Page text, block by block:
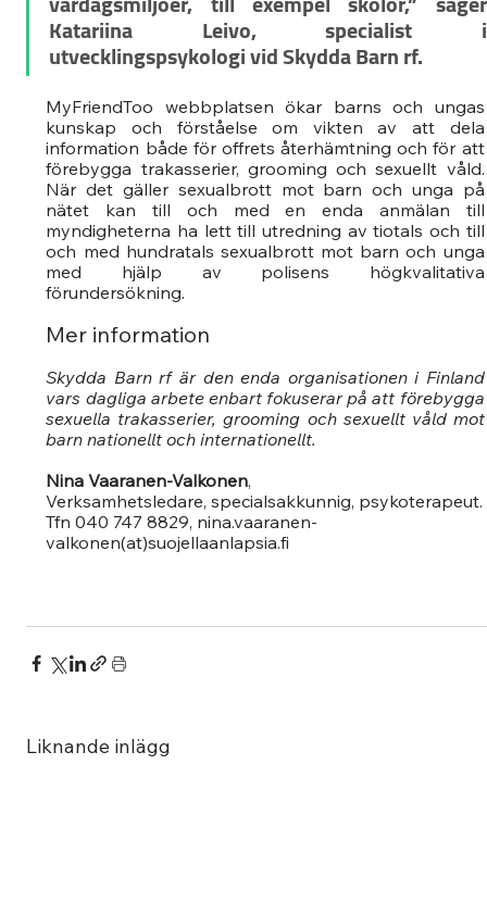
Katariina Leivo, specialist i
utvecklingspsykologi vid Skydda Barn rf.
MyFriendToo webbplatsen ökar barns och ungas
kunskap och förståelse om vikten av att dela
information både för offrets återhämtning och för att
förebygga trakasserier, grooming och sexuellt våld.
När det gäller sexualbrott mot barn och unga på
nätet kan till och med en enda anmälan till
myndigheterna ha lett till utredning av tiotals och till
och med hundratals sexualbrott mot barn och unga
med hjälp av polisens högkvalitativa
förundersökning.
Mer information
Skydda Barn rf är den enda organisationen i Finland
vars dagliga arbete enbart fokuserar på att förebygga
sexuella trakasserier, grooming och sexuellt våld mot
barn nationellt och internationellt.
Nina Vaaranen-Valkonen,
Verksamhetsledare, specialsakkunnig, psykoterapeut.
Tfn 040 747 8829, nina.vaaranen-
valkonen(at)suojellaanlapsia.fi
Liknande inlägg